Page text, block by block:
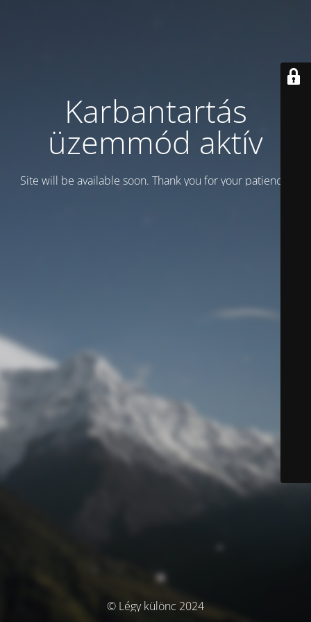
Karbantartás
üzemmód aktív
Site will be available soon. Thank you for your patience!
© Légy különc 2024